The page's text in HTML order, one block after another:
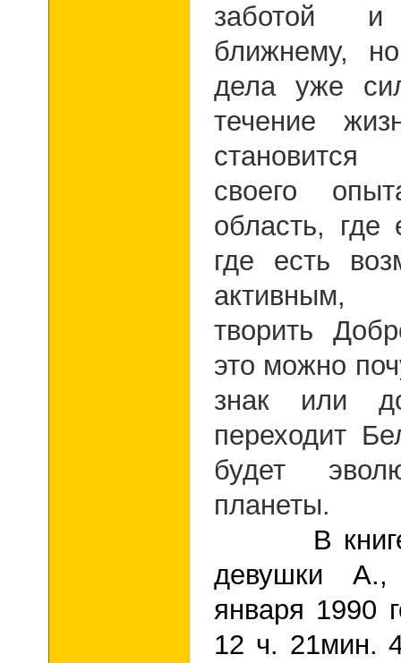
заботой
ближнему,
дела уже
течение
своего
область,
где есть
активным,
творить
это можно
знак или
переходит
будет
планеты.
В книге
девушки
января 1990
12 ч. 21мин.